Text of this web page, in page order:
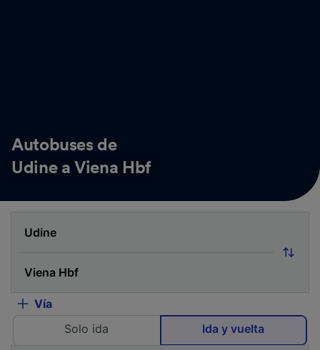
Autobuses de
Udine a Viena Hbf
Vía
Solo ida
Ida y vuelta